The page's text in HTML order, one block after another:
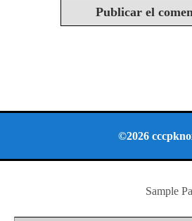
©2026
Sample